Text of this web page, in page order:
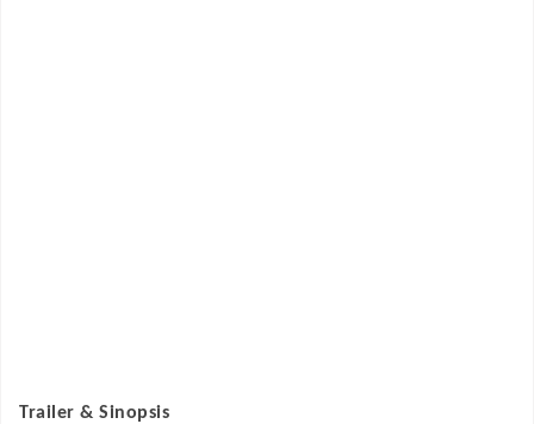
Trailer & Sinopsis